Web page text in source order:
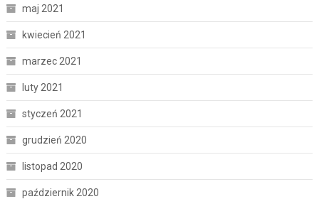
maj 2021
kwiecień 2021
marzec 2021
luty 2021
styczeń 2021
grudzień 2020
listopad 2020
październik 2020